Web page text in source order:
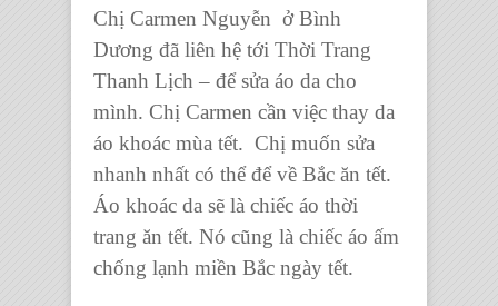
Chị Carmen Nguyễn ở Bình
Dương đã liên hệ tới Thời Trang
Thanh Lịch – để sửa áo da cho
mình. Chị Carmen cần việc thay da
áo khoác mùa tết. Chị muốn sửa
nhanh nhất có thể để về Bắc ăn tết.
Áo khoác da sẽ là chiếc áo thời
trang ăn tết. Nó cũng là chiếc áo ấm
chống lạnh miền Bắc ngày tết.